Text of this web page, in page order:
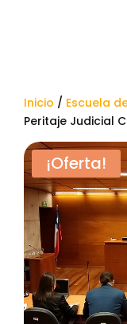
Inicio / Escuela
Peritaje Judicial
¡Oferta!